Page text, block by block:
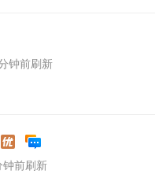
钟前刷新
钟前刷新